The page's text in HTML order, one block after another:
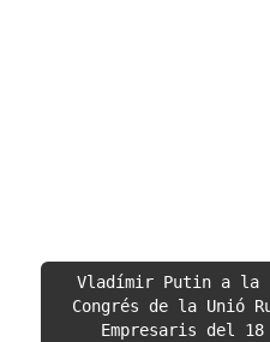
Vladímir Putin a la
Congrés de la Unió
Empresaris del 18